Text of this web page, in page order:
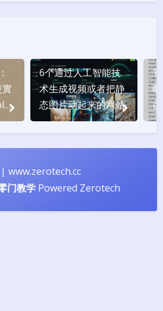
6个通过人工智能技
术生成视频或者把静
态图片动起来的网站
点
www.zerotech.cc
门教学Powered Zerotech